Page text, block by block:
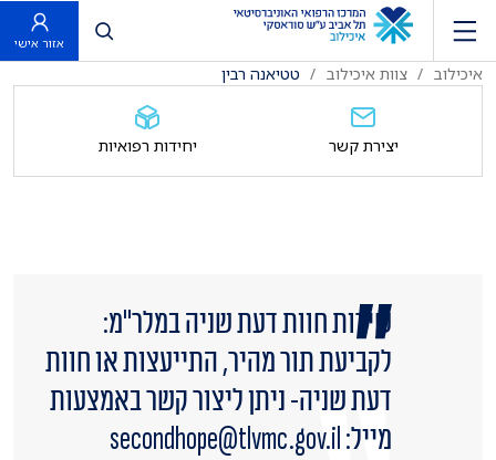
פתח חיפוש
אזור אישי
איכילוב צוות איכילוב טטיאנה רבין
שירות חוות דעת שניה במלר"מ:
לקביעת תור מהיר, התייעצות או חוות
דעת שניה- ניתן ליצור קשר באמצעות
מייל: secondhope@tlvmc.gov.il
יצירת קשר יחידות רפואיות